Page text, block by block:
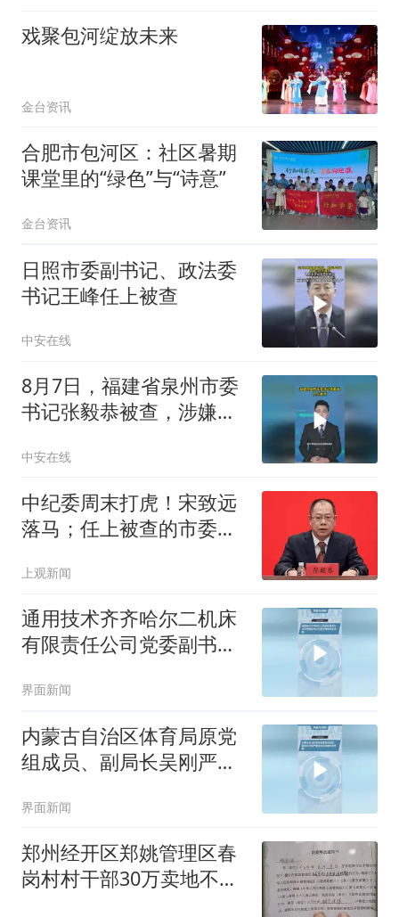
戏聚包河绽放未来
金台资讯
合肥市包河区：社区暑期
课堂里的“绿色”与“诗意”
金台资讯
日照市委副书记、政法委
书记王峰任上被查
中安在线
8月7日，福建省泉州市委
书记张毅恭被查，涉嫌严
中安在线
中纪委周末打虎！宋致远
落马；任上被查的市委书
上观新闻
通用技术齐齐哈尔二机床
有限责任公司党委副书记
界面新闻
内蒙古自治区体育局原党
组成员、副局长吴刚严重
界面新闻
郑州经开区郑姚管理区春
岗村村干部30万卖地不入